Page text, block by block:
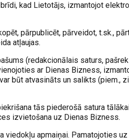
kad Lietotājs, izmantojot
pārpublicēt, pārveidot, t.sk.,
atļaujas.
(redakcionālais saturs,
ar Dienas Bizness,
būt atvasināts un salikts (piem.,
tās piederošā satura
izvietošana uz Dienas Bizness.
viedokļu apmaiņai. Pamatojoties